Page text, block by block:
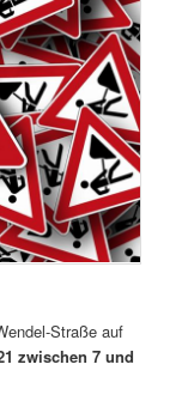
Straße auf
zwischen 7 und